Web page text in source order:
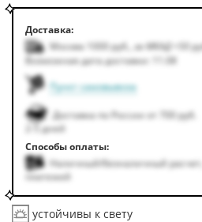
Доставка:
Москва 1000руб. за МКАД +50
Возможная дата доставки: 11.08
Пункт самовывоза
Доставка по России от 700 руб.
2-5 дней
Способы оплаты:
Наличный/безналичный
платежей
устойчивы к свету